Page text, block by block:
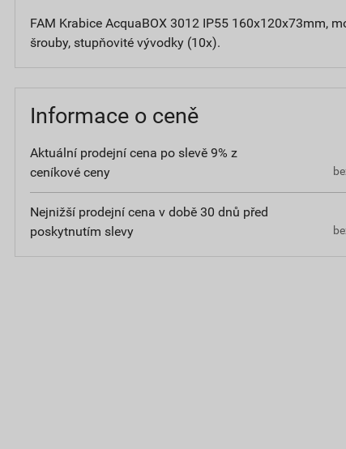
FAM Krabice AcquaBOX 3012 IP55 160x120x73mm,
šrouby, stupňovité vývodky (10x).
Informace o ceně
Aktuální prodejní cena po slevě 9% z
ceníkové ceny
Nejnižší prodejní cena v době 30 dnů před
poskytnutím slevy